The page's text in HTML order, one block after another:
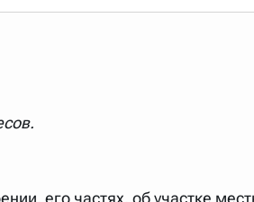
значение которого интересует.
(как в кроссворде),
возможность указывать
неизвестные буквы.
его частях, об участке